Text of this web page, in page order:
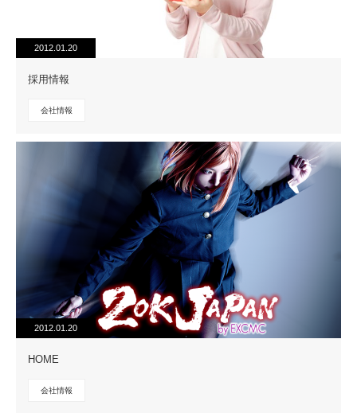
2012.01.20
採用情報
会社情報
2012.01.20
HOME
会社情報